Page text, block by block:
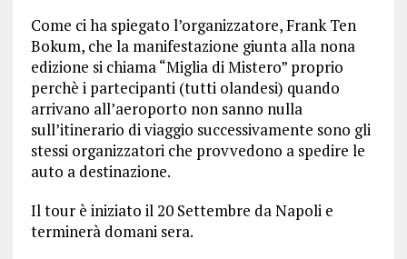
Come ci ha spiegato l’organizzatore, Frank Ten
Bokum, che la manifestazione giunta alla nona
edizione si chiama “Miglia di Mistero” proprio
perchè i partecipanti (tutti olandesi) quando
arrivano all’aeroporto non sanno nulla
sull’itinerario di viaggio successivamente sono gli
stessi organizzatori che provvedono a spedire le
auto a destinazione.
Il tour è iniziato il 20 Settembre da Napoli e
terminerà domani sera.